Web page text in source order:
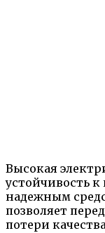
Высокая
устойчивость к
надежным
позволяет
потери